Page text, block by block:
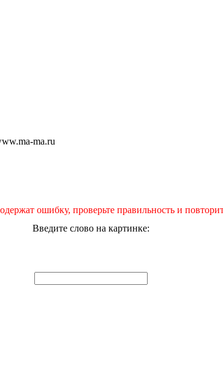
ma.ru
ошибку, проверьте правильность и
Введите слово на картинке: